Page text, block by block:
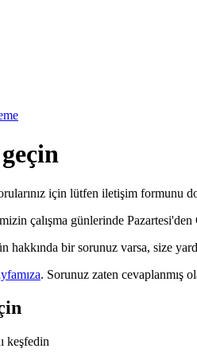
için lütfen iletişim formunu
çalışma günlerinde
hakkında bir sorunuz varsa, size
. Sorunuz zaten cevaplanmış
keşfedin